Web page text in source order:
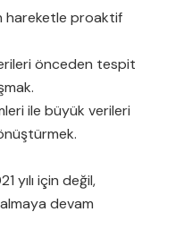
hareketle proaktif
önceden tespit
ile büyük verileri
yılı için değil,
devam